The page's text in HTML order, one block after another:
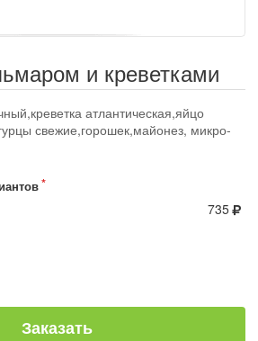
и креветками
атлантическая,яйцо
свежие,горошек,майонез, микро-
735
Заказать